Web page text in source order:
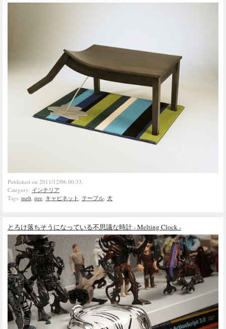
Published on 2011/12/06 00:33.
Category: インテリア
Tags: melt pee キャビネット テーブル 犬
とろけ落ちそうになっている不思議な時計 - Melting Clock -